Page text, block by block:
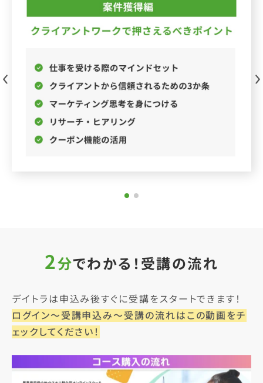
2分でわかる！受講の流れ
デイトラは申込み後すぐに受講をスタートできます！
ログイン～受講申込み～受講の流れはこの動画をチ
ェックしてください！